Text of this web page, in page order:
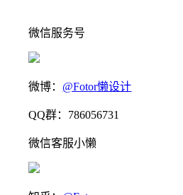
微信服务号
微博： @Fotor懒设计
QQ群：786056731
微信客服小懒